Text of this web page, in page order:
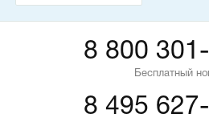
8 800
Бесплатный
8 495